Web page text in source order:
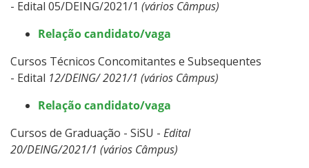
- Edital 05/DEING/2021/1 (vários Câmpus)
Relação candidato/vaga
Cursos Técnicos Concomitantes e Subsequentes
- Edital 12/DEING/ 2021/1 (vários Câmpus)
Relação candidato/vaga
Cursos de Graduação - SiSU - Edital
20/DEING/2021/1 (vários Câmpus)